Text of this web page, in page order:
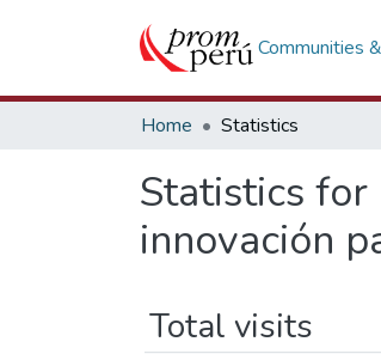
Communities
Home Statistics
Statistics
innovación
Total visits